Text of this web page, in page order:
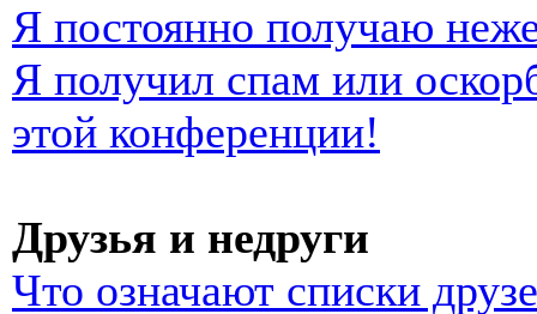
Я постоянно получаю
Я получил спам или
этой конференции!
Друзья и недруги
Что означают списки